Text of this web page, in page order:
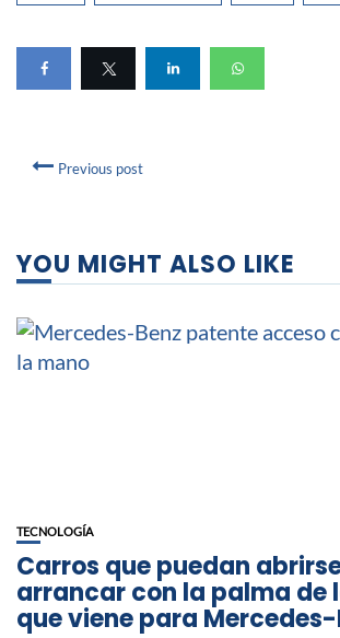
Previous post
YOU MIGHT ALSO LIKE
TECNOLOGÍA
Carros que puedan
arrancar con la palma de
que viene para Mercedes-